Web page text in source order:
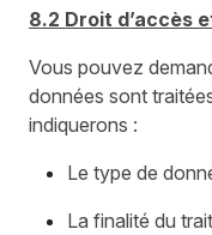
8.2 Droit d’accès
Vous pouvez
données sont
indiquerons :
Le type de
La finalité du